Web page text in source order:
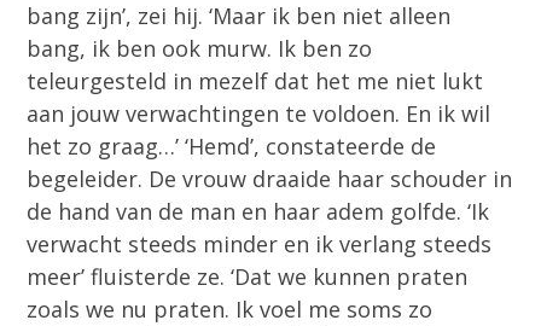
bang zijn’, zei hij. ‘Maar ik ben niet alleen
bang, ik ben ook murw. Ik ben zo
teleurgesteld in mezelf dat het me niet lukt
aan jouw verwachtingen te voldoen. En ik wil
het zo graag…’ ‘Hemd’, constateerde de
begeleider. De vrouw draaide haar schouder in
de hand van de man en haar adem golfde. ‘Ik
verwacht steeds minder en ik verlang steeds
meer’ fluisterde ze. ‘Dat we kunnen praten
zoals we nu praten. Ik voel me soms zo